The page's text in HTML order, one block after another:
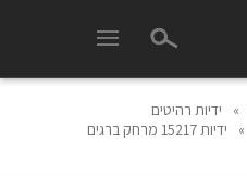
»
ידיות רהיטים
»
ידיות 15217 מרחק ברגים